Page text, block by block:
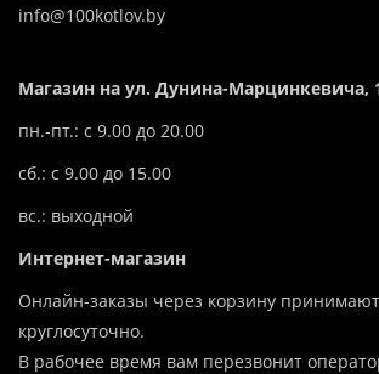
info@100kotlov.by
Магазин на ул. Дунина-Марцинкевича,
пн.-пт.: с 9.00 до 20.00
сб.: с 9.00 до 15.00
вс.: выходной
Интернет-магазин
Онлайн-заказы через корзину
круглосуточно.
В рабочее время вам перезвонит